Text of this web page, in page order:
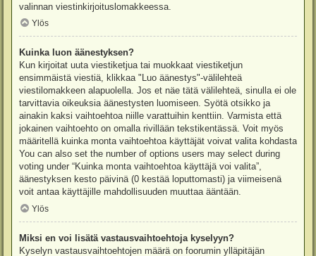
valinnan viestinkirjoituslomakkeessa.
Ylös
Kuinka luon äänestyksen?
Kun kirjoitat uuta viestiketjua tai muokkaat viestiketjun
ensimmäistä viestiä, klikkaa "Luo äänestys"-välilehteä
viestilomakkeen alapuolella. Jos et näe tätä välilehteä, sinulla ei ole
tarvittavia oikeuksia äänestysten luomiseen. Syötä otsikko ja
ainakin kaksi vaihtoehtoa niille varattuihin kenttiin. Varmista että
jokainen vaihtoehto on omalla rivillään tekstikentässä. Voit myös
määritellä kuinka monta vaihtoehtoa käyttäjät voivat valita kohdasta
You can also set the number of options users may select during
voting under “Kuinka monta vaihtoehtoa käyttäjä voi valita”,
äänestyksen kesto päivinä (0 kestää loputtomasti) ja viimeisenä
voit antaa käyttäjille mahdollisuuden muuttaa ääntään.
Ylös
Miksi en voi lisätä vastausvaihtoehtoja kyselyyn?
Kyselyn vastausvaihtoehtojen määrä on foorumin ylläpitäjän